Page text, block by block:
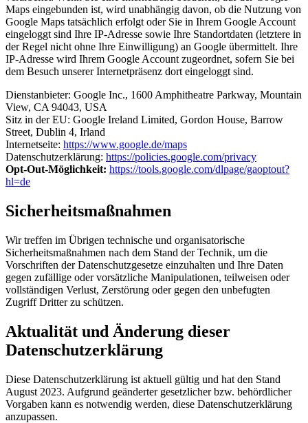
Maps eingebunden ist, wird unabhängig davon, ob die Nutzung von
Google Maps tatsächlich erfolgt oder Sie in Ihrem Google Account
eingeloggt sind Ihre IP-Adresse sowie Ihre Standortdaten (letztere in
der Regel nicht ohne Ihre Einwilligung) an Google übermittelt. Ihre
IP-Adresse wird Ihrem Google Account zugeordnet, sofern Sie bei
dem Besuch unserer Internetpräsenz dort eingeloggt sind.
Dienstanbieter: Google Inc., 1600 Amphitheatre Parkway, Mountain
View, CA 94043, USA
Sitz in der EU: Google Ireland Limited, Gordon House, Barrow
Street, Dublin 4, Irland
Internetseite: https://www.google.de/maps
Datenschutzerklärung: https://policies.google.com/privacy
Opt-Out-Möglichkeit: https://tools.google.com/dlpage/gaoptout?
hl=de
Sicherheitsmaßnahmen
Wir treffen im Übrigen technische und organisatorische
Sicherheitsmaßnahmen nach dem Stand der Technik, um die
Vorschriften der Datenschutzgesetze einzuhalten und Ihre Daten
gegen zufällige oder vorsätzliche Manipulationen, teilweisen oder
vollständigen Verlust, Zerstörung oder gegen den unbefugten
Zugriff Dritter zu schützen.
Aktualität und Änderung dieser
Datenschutzerklärung
Diese Datenschutzerklärung ist aktuell gültig und hat den Stand
August 2023. Aufgrund geänderter gesetzlicher bzw. behördlicher
Vorgaben kann es notwendig werden, diese Datenschutzerklärung
anzupassen.